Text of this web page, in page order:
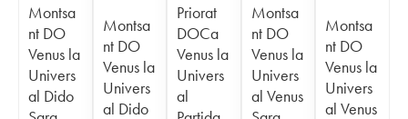
Montsa
nt DO
Venus la
Univers
al Dido
Montsa
nt DO
Venus la
Univers
al Dido
Priorat
DOCa
Venus la
Univers
al
Montsa
nt DO
Venus la
Univers
al Venus
Montsa
nt DO
Venus la
Univers
al Venus